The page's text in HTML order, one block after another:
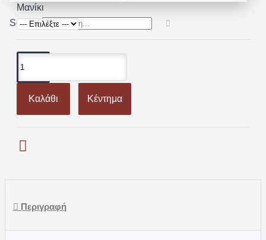
Search
Μανίκι
Καλάθι Κέντημα
Περιγραφή